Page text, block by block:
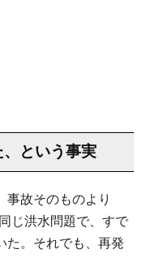
という事実
事故そのものより
じ洪水問題で、すで
た。それでも、再発